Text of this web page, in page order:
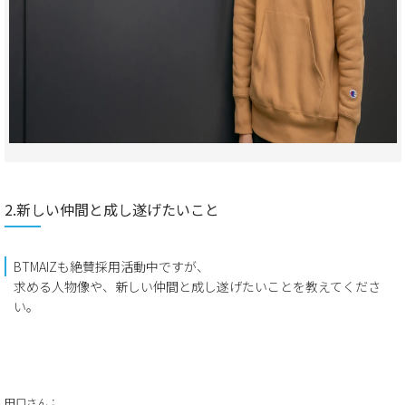
2.新しい仲間と成し遂げたいこと
​​BTMAIZも​​絶賛​​採用​​活動中ですが​​、​
求める人物像や​​、​​新しい仲間と成し遂げたいことを教えてくださ
い。
田口さん：